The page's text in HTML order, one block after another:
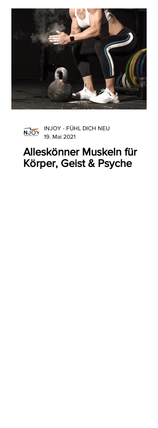
Alleskönner Muskeln für
Körper, Geist & Psyche
INJOY - FÜHL DICH NEU
19. Mai 2021